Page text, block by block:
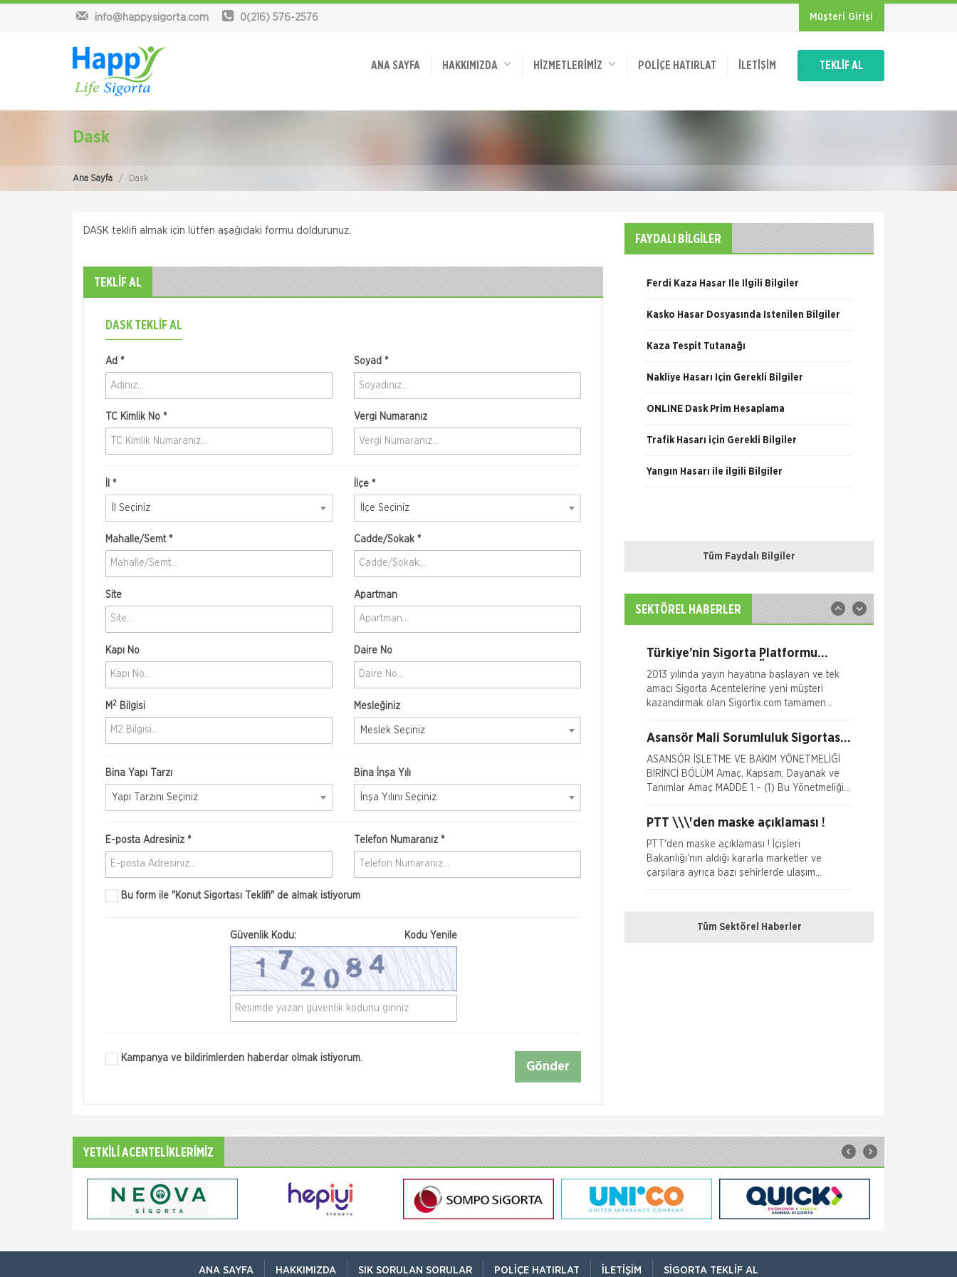
info@happysigorta.com 0(216) 576-2576 Müşteri Girişi
ANA SAYFA HAKKIMIZDA HİZMETLERİMİZ POLIÇE HATIRLAT İLETIŞIM TEKLİF AL
Dask
Ana Sayfa Dask
DASK teklifi almak için lütfen aşağıdaki formu doldurunuz.
TEKLİF AL
DASK TEKLIF AL
Ad * Soyad *
TC Kimlik No * Vergi Numaranız
İl *
İl Seçiniz
İlçe *
İlçe Seçiniz
Mahalle/Semt * Cadde/Sokak *
Site Apartman
Kapı No Daire No
M 2 Bilgisi Mesleğiniz
Meslek Seçiniz
Bina Yapı Tarzı
Yapı Tarzını Seçiniz
Bina İnşa Yılı
İnşa Yılını Seçiniz
E-posta Adresiniz * Telefon Numaranız *
Bu form ile "Konut Sigortası Teklifi" de almak istiyorum
Güvenlik Kodu: Kodu Yenile
Kampanya ve bildirimlerden haberdar olmak istiyorum.
Gönder
FAYDALI BİLGİLER
Ferdi Kaza Hasar İle İlgili Bilgiler
Kasko Hasar Dosyasında İstenilen Bilgiler
Kaza Tespit Tutanağı
Nakliye Hasarı İçin Gerekli Bilgiler
ONLİNE Dask Prim Hesaplama
Trafik Hasarı için Gerekli Bilgiler
Yangın Hasarı ile ilgili Bilgiler
Tüm Faydalı Bilgiler
SEKTÖREL HABERLER
2013 akademik yılında Temel Sigortacılık
Fare Kasko Kapsamında
itibarı ile yayına başlamıştır. Müşterileri Sigorta
Acentelerini neden tercih etmeleri gerektiği
Türkiye’nin Sigorta Platformu
Sigortix.com 2000 Üye Sigorta
Acentesi ile Yenilendi
2013 yılında yayın hayatına başlayan ve tek
amacı Sigorta Acentelerine yeni müşteri
kazandırmak olan Sigortix.com tamamen
yenilenerek 13.04.2026 tarihinde yüksek
teknolojik altyapıs
Asansör Mali Sorumluluk Sigortası
Yürürlükte !!
ASANSÖR İŞLETME VE BAKIM YÖNETMELİĞİ
BİRİNCİ BÖLÜM Amaç, Kapsam, Dayanak ve
Tanımlar Amaç MADDE 1 – (1) Bu Yönetmeliğin
amacı; insanlar
PTT \\\'den maske açıklaması !
PTT'den maske açıklaması ! İçişleri
Bakanlığı'nın aldığı kararla marketler ve
çarşılara ayrıca bazı şehirlerde ulaşım
araçlarına maske takılm
Araç muayeneleri 3 ay ertelendi Corona
SiSağlığım Tamam Sigortası ile Effie
Ödülü!
Hayata geçirdiği ilkleri ve yenilikçi
çözümleriyle sigorta sektörüne öncülük eden
AXA Sigorta, reklam ve pazarlama sektörünün
NN Hayat ve Emeklilik adına Nielsen
Tüm Sektörel Haberler
YETKİLİ ACENTELİKLERİMİZ
ANA SAYFA HAKKIMIZDA SIK SORULAN SORULAR POLIÇE HATIRLAT İLETIŞIM SIGORTA TEKLIF AL